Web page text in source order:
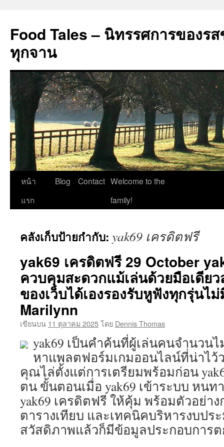
Food Tales – นิทรรศการของร
ทุกจาน
ข้าม
ไป
เนื้อหา
หน้า
แรก
Blog Contact Welcome to the
family!
คลังเก็บป้ายกำกับ: yak69 เครดิตฟรี
yak69 เครดิตฟรี 29 October
ควบคุมสะดวกแม้เล่นด้วยมือเดีย
ของเว็บได้เองรองรับหูฟังทุกรุ่นไ
Marilynn
เขียนบน 11 ตุลาคม 2025โดย Dennis Thomas
yak69 เป็นคำค้นที่ผู้เล่นคนจำนวน
หาแพลตฟอร์มเกมออนไลน์ที่น่าไว้
คุณไล่ตั้งแต่การเตรียมพร้อมก่อน
ตน ขั้นตอนเมื่อ yak69 เข้าระบบ หนท
yak69 เครดิตฟรี ให้คุ้ม พร้อมตัวอย่า
ตารางเทียบ และเทคนิคบริหารงบปร
สวัสดิภาพแล้วก็มีข้อมูลประกอบการต